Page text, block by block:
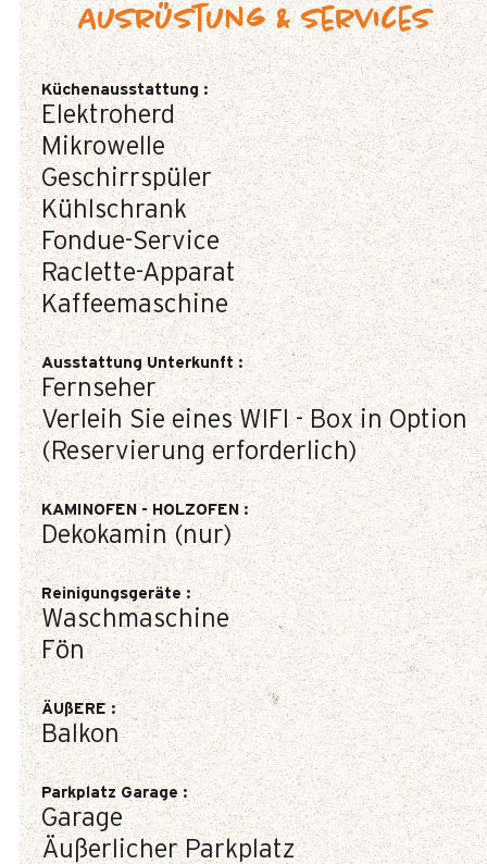
Ausrüstung & Services
Küchenausstattung :
Elektroherd
Mikrowelle
Geschirrspüler
Kühlschrank
Fondue-Service
Raclette-Apparat
Kaffeemaschine
Ausstattung Unterkunft:
Fernseher
Verleih Sie eines WIFI - Box in Option
(Reservierung erforderlich)
KAMINOFEN - HOLZOFEN:
Dekokamin (nur)
Reinigungsgeräte:
Waschmaschine
Fön
ÄUßERE:
Balkon
Parkplatz Garage:
Garage
Äußerlicher Parkplatz